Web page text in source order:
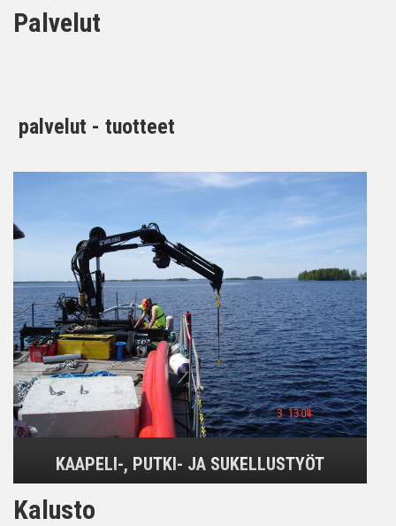
Palvelut
palvelut - tuotteet
KAAPELI-, PUTKI- JA SUKELLUSTYÖT
Kalusto